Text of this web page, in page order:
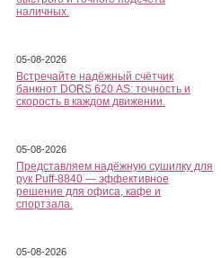
наличных.
05-08-2026
Встречайте надёжный счётчик
банкнот DORS 620 АS: точность и
скорость в каждом движении.
05-08-2026
Представляем надёжную сушилку для
рук Puff-8840 — эффективное
решение для офиса, кафе и
спортзала.
05-08-2026